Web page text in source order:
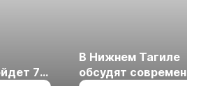
7
В Нижнем Тагиле
обсудят